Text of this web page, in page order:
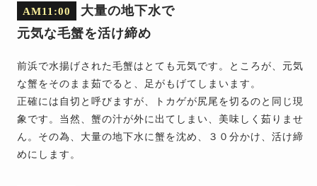
AM11:00
大量の地下水で
元気な毛蟹を活け締め
前浜で水揚げされた毛蟹はとても元気です。ところが、元気
な蟹をそのまま茹でると、足がもげてしまいます。
正確には自切と呼びますが、トカゲが尻尾を切るのと同じ現
象です。当然、蟹の汁が外に出てしまい、美味しく茹りませ
ん。その為、大量の地下水に蟹を沈め、３０分かけ、活け締
めにします。